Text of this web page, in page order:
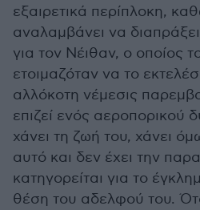
εξαιρετικά περίπλοκη,
αναλαμβάνει να
για τον Νέιθαν, ο οποίος
ετοιμαζόταν να το
αλλόκοτη νέμεσις
επιζεί ενός αεροπορικού
χάνει τη ζωή του, χάνει
αυτό και δεν έχει την
κατηγορείται για το
θέση του αδελφού του.